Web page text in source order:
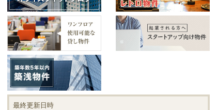
最終更新日時